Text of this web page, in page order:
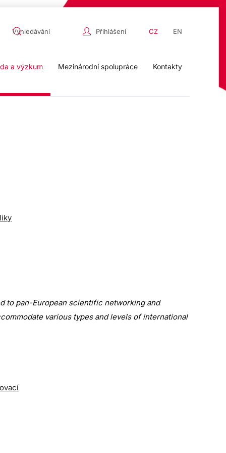
Přihlášení CZ EN
a výzkum Mezinárodní spolupráce Kontakty
to pan-European scientific networking and
various types and levels of international